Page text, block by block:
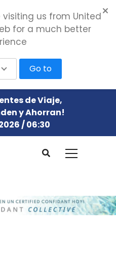
de Viaje,
y Ahorran!
/ 06:30
us from United
for a much better
Go to